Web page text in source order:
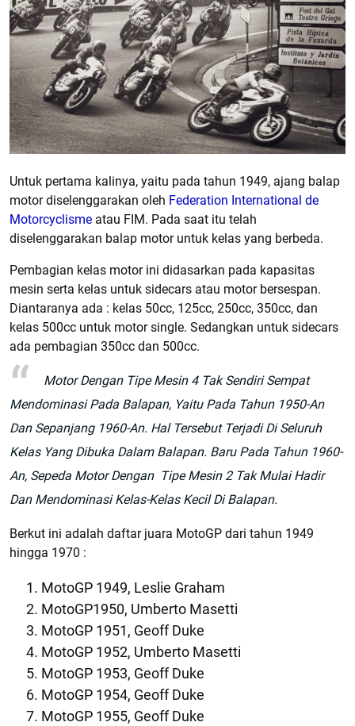
Untuk pertama kalinya, yaitu pada tahun 1949, ajang balap
motor diselenggarakan oleh Federation International de
Motorcyclisme atau FIM. Pada saat itu telah
diselenggarakan balap motor untuk kelas yang berbeda.
Pembagian kelas motor ini didasarkan pada kapasitas
mesin serta kelas untuk sidecars atau motor bersespan.
Diantaranya ada : kelas 50cc, 125cc, 250cc, 350cc, dan
kelas 500cc untuk motor single. Sedangkan untuk sidecars
ada pembagian 350cc dan 500cc.
Motor Dengan Tipe Mesin 4 Tak Sendiri Sempat
Mendominasi Pada Balapan, Yaitu Pada Tahun 1950-An
Dan Sepanjang 1960-An. Hal Tersebut Terjadi Di Seluruh
Kelas Yang Dibuka Dalam Balapan. Baru Pada Tahun 1960-
An, Sepeda Motor Dengan Tipe Mesin 2 Tak Mulai Hadir
Dan Mendominasi Kelas-Kelas Kecil Di Balapan.
Berkut ini adalah daftar juara MotoGP dari tahun 1949
hingga 1970 :
MotoGP 1949, Leslie Graham
MotoGP1950, Umberto Masetti
MotoGP 1951, Geoff Duke
MotoGP 1952, Umberto Masetti
MotoGP 1953, Geoff Duke
MotoGP 1954, Geoff Duke
MotoGP 1955, Geoff Duke